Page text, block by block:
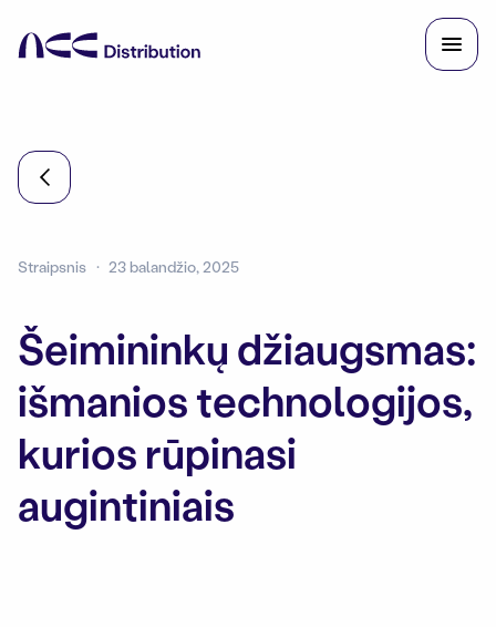
Straipsnis 23 balandžio, 2025
Šeimininkų džiaugsmas:
išmanios technologijos,
kurios rūpinasi
augintiniais